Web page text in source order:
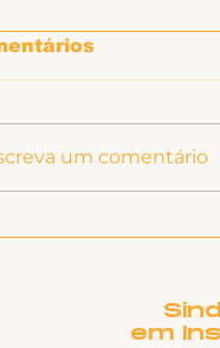
um comentário
em